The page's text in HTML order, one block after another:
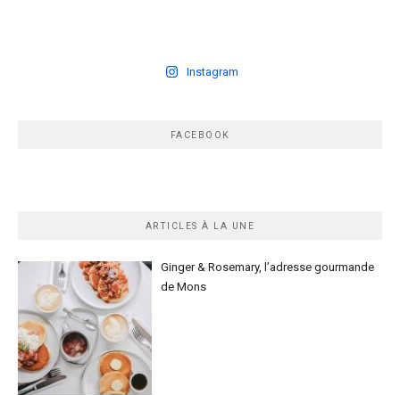
Instagram
FACEBOOK
ARTICLES À LA UNE
Ginger & Rosemary, l’adresse gourmande
de Mons